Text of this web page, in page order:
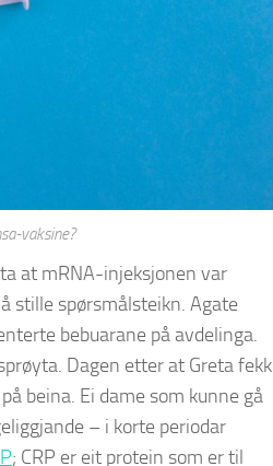
vaksine?
at mRNA-injeksjonen var
stille spørsmålsteikn. Agate
bebuarane på avdelinga.
Dagen etter at Greta fekk
beina. Ei dame som kunne gå
– i korte periodar
; CRP er eit protein som er til